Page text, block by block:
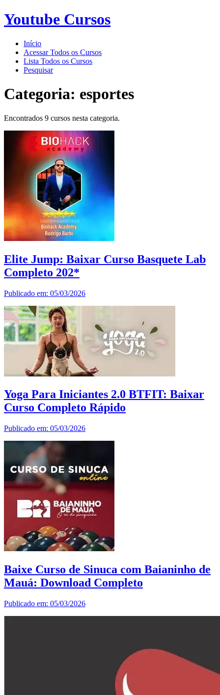
Youtube Cursos
Início
Acessar Todos os Cursos
Lista Todos os Cursos
Pesquisar
Categoria: esportes
Encontrados 9 cursos nesta categoria.
Elite Jump: Baixar Curso Basquete Lab
Completo 202*
Publicado em: 05/03/2026
Yoga Para Iniciantes 2.0 BTFIT: Baixar
Curso Completo Rápido
Publicado em: 05/03/2026
Baixe Curso de Sinuca com Baianinho de
Mauá: Download Completo
Publicado em: 05/03/2026